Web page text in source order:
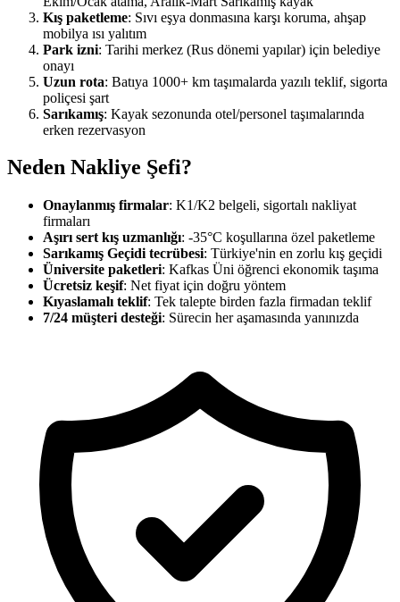
Kış paketleme: Sıvı eşya donmasına karşı koruma, ahşap
mobilya ısı yalıtım
Park izni: Tarihi merkez (Rus dönemi yapılar) için belediye
onayı
Uzun rota: Batıya 1000+ km taşımalarda yazılı teklif, sigorta
poliçesi şart
Sarıkamış: Kayak sezonunda otel/personel taşımalarında
erken rezervasyon
Neden Nakliye Şefi?
Onaylanmış firmalar: K1/K2 belgeli, sigortalı nakliyat
firmaları
Aşırı sert kış uzmanlığı: -35°C koşullarına özel paketleme
Sarıkamış Geçidi tecrübesi: Türkiye'nin en zorlu kış geçidi
Üniversite paketleri: Kafkas Üni öğrenci ekonomik taşıma
Ücretsiz keşif: Net fiyat için doğru yöntem
Kıyaslamalı teklif: Tek talepte birden fazla firmadan teklif
7/24 müşteri desteği: Sürecin her aşamasında yanınızda